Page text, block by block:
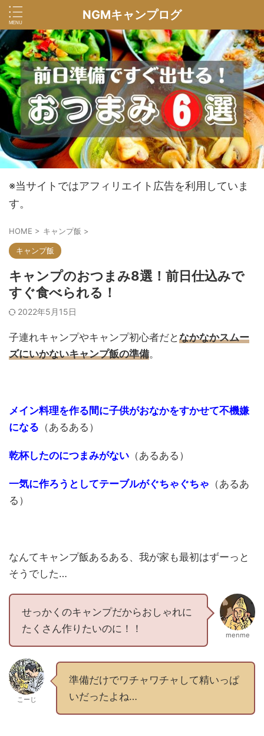
NGMキャンプログ
※当サイトではアフィリエイト広告を利用していま
す。
HOME > キャンプ飯 >
キャンプ飯
キャンプのおつまみ8選！前日仕込みで
すぐ食べられる！
2022年5月15日
子連れキャンプやキャンプ初心者だとなかなかスムー
ズにいかないキャンプ飯の準備。
メイン料理を作る間に子供がおなかをすかせて不機嫌
になる （あるある）
乾杯したのにつまみがない （あるある）
一気に作ろうとしてテーブルがぐちゃぐちゃ （あるあ
る）
なんてキャンプ飯あるある、我が家も最初はずーっと
そうでした…
せっかくのキャンプだからおしゃれに
たくさん作りたいのに！！
menme
こーじ
準備だけでワチャワチャして精いっぱ
いだったよね…